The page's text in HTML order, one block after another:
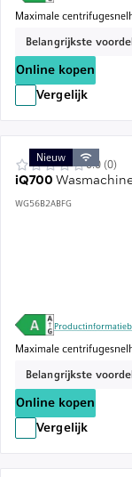
Maximale
Belangrijkste
Online kopen
Vergelijk
iQ700
WG56B2ABFG
0.0 (0)
Nieuw
Maximale
Belangrijkste
Online kopen
Vergelijk